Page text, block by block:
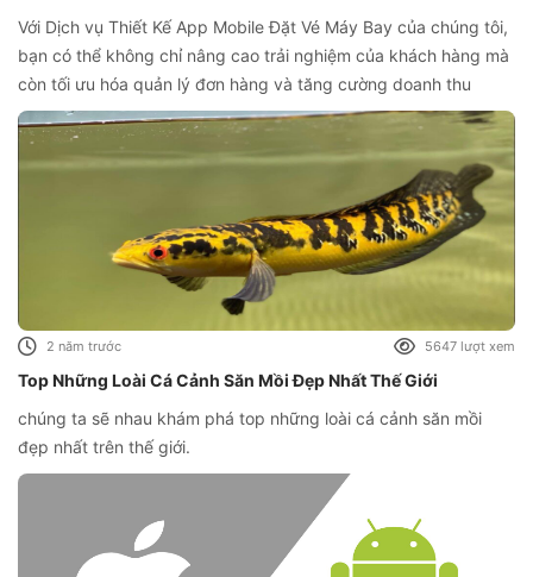
Với Dịch vụ Thiết Kế App Mobile Đặt Vé Máy Bay của chúng tôi,
bạn có thể không chỉ nâng cao trải nghiệm của khách hàng mà
còn tối ưu hóa quản lý đơn hàng và tăng cường doanh thu
2 năm trước 5647 lượt xem
Top Những Loài Cá Cảnh Săn Mồi Đẹp Nhất Thế Giới
chúng ta sẽ nhau khám phá top những loài cá cảnh săn mồi
đẹp nhất trên thế giới.